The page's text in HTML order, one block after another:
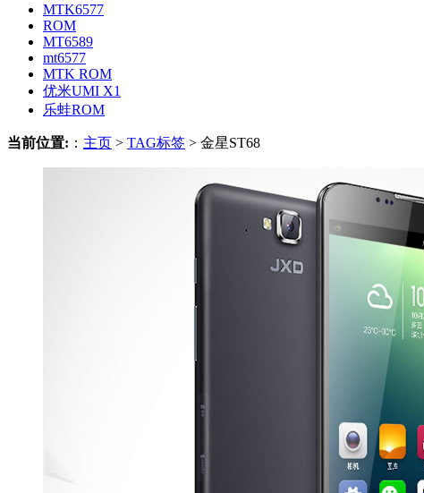
MTK6577
ROM
MT6589
mt6577
MTK ROM
优米UMI X1
乐蛙ROM
当前位置: ： 主页 > TAG标签 > 金星ST68